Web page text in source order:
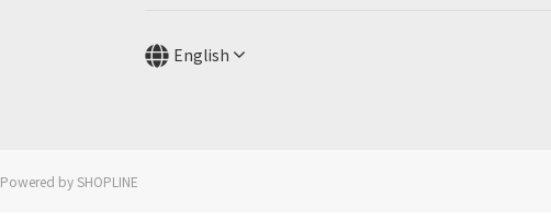
English
Powered by SHOPLINE